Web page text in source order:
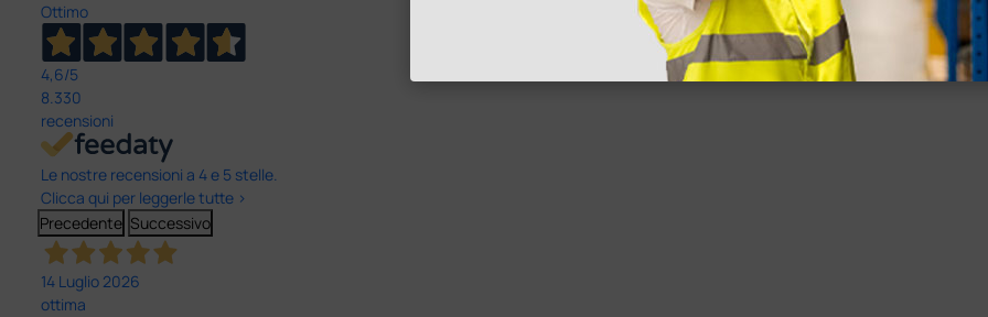
Ottimo
4,6/5
8.330
recensioni
Le nostre recensioni a 4 e 5 stelle.
Clicca qui per leggerle tutte >
Precedente Successivo
14 Luglio 2026
ottima